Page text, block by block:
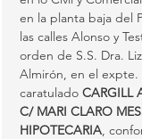
en la planta baja del
las calles Alonso y
orden de S.S. Dra.
Almirón, en el expte.
caratulado CARGILL
C/ MARI CLARO
HIPOTECARIA,